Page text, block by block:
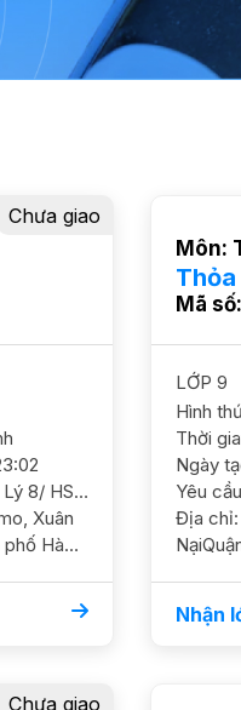
Chưa giao
Yêu cầu khác: LL6085 Lý 8/ HS Nữ/ HL TB Cần nắm chắc kiến thức cơ bản YC GS nữ
phố Hà
Môn:
Mã
LỚP 9
Hình
Thời
Ngày
Địa chỉ: 93 Nguyễn Ngọc
Nhận
Chưa giao